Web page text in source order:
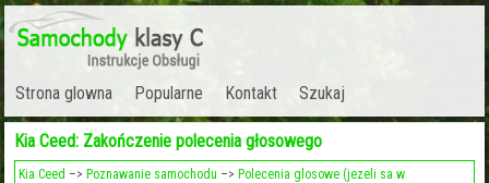
Strona glowna Popularne Kontakt Szukaj
Kia Ceed: Zakończenie polecenia głosowego
Kia Ceed –> Poznawanie samochodu –> Polecenia glosowe (jezeli sa w